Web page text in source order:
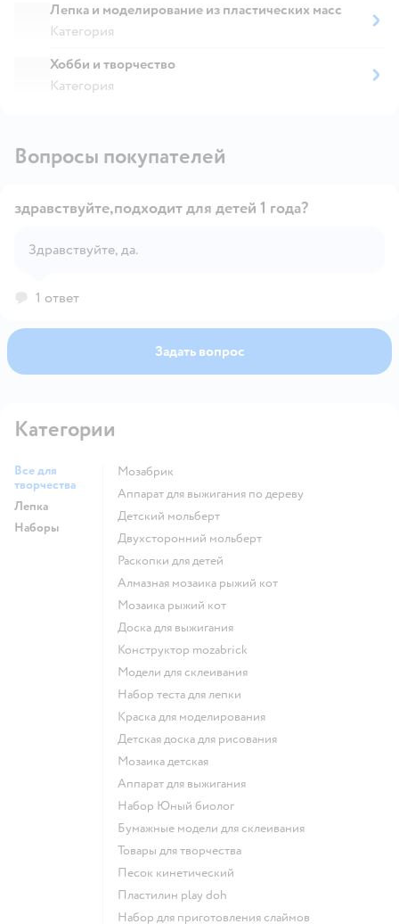
Лепка и моделирование из пластических масс
Категория
Хобби и творчество
Категория
Вопросы покупателей
здравствуйте,подходит для детей 1 года?
Здравствуйте, да.
1 ответ
Задать вопрос
Категории
Все для
творчества
Лепка
Наборы
Мозабрик
Аппарат для выжигания по дереву
Детский мольберт
Двухсторонний мольберт
Раскопки для детей
Алмазная мозаика рыжий кот
Мозаика рыжий кот
Доска для выжигания
Конструктор mozabrick
Модели для склеивания
Набор теста для лепки
Краска для моделирования
Детская доска для рисования
Мозаика детская
Аппарат для выжигания
набор Юный биолог
Бумажные модели для склеивания
Товары для творчества
Песок кинетический
Пластилин play doh
Набор для приготовления слаймов